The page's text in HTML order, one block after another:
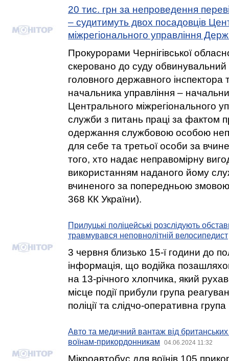
20 тис. грн за непроведення
– судитимуть двох посадовців
міжрегіонального управління
Прокурорами Чернігівської
скеровано до суду обвинувальний
головного державного інспектора
начальника управління –
Центрального міжрегіонального
служби з питань праці за фактом
одержання службовою особою
для себе та третьої особи за
того, хто надає неправомірну
використанням наданого йому
вчиненого за попередньою змовою
368 КК України).
Прилуцькі поліцейські розслідують
травмувався неповнолітній велосипедист
3 червня близько 15-ї години до
інформація, що водійка
на 13-річного хлопчика, який
місце події прибули група
поліції та слідчо-оперативна група
Авто та медичний вантаж від
воїнам-прикордонникам
04.06.2024 11:32
Мікроавтобус для воїнів 105